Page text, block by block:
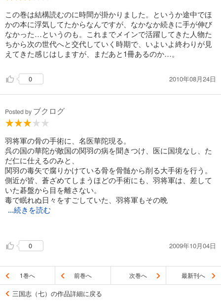
ていたんだろう。）
三国志の戦いでは（とくに孔明は）よく自然の力を利用してい
る。
映画”Ｒｅｄ Ｃｌｉｆｆ”では、曹操は風向きに負けた。
時にはげしすぎるほどに、風は轟き、豪雨は地面を打つ。
それを、昔の人は、身体の一部として、知っていたのだ。
この巻は結構読むのに時間が掛かりました。というか途中でほ
かの本に浮気してたからなんですが、なかなか続きに手が伸び
なかった…というのも。これまでメインで活躍してきた人物た
ちから次の世代へと交代していく時期で、いよいよ終わりが見
えてきた感じはしますが、まだあと1冊あるのか…。
0 2010年08月24日
Posted by ブクログ
羽将軍の骨の手術に、名医華陀現る。
呉の国の華陀が敵国の関羽の病を聞きつけ、医に国境なし、た
だ仁に仕えるのみと、
関羽の毒矢で腐りかけている骨を骨髄から削る大手術を行う。
側近が皆、蒼ざめてしまうほどの手術にも、羽将軍は、差して
いた碁盤から目を離さない。
毒で眠れぬ日々をすごしていた、羽将軍もその晩
...続きを読む
しかし、荊州を失った蜀軍大将。
る。
赤兎馬は、悲しくて、ごはんを食べず、ただ嘶くばかり。
ああ、なんて、かなしい・・関羽先生のいない三国志なん
0 2009年10月04日
1巻へ 前巻へ 次巻へ 最新刊へ
三国志（七）の作品詳細に戻る